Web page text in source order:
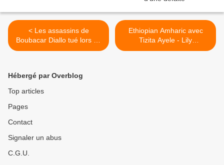
< Les assassins de
Boubacar Diallo tué lors du
Paris-Dakar 2006 courent le
Ethiopian Amharic avec
Tizita Ayele - Lily
Negeregne Bota ... >
Hébergé par Overblog
Top articles
Pages
Contact
Signaler un abus
C.G.U.